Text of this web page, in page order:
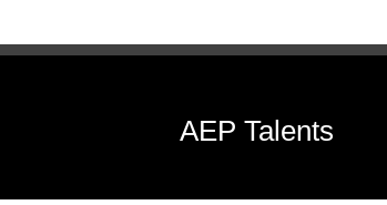
AEP Talents